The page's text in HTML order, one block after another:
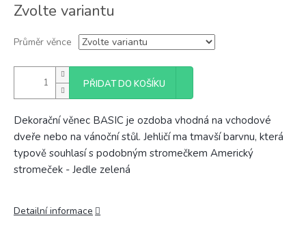
cena:
Zvolte variantu
Průměr věnce
PŘIDAT DO KOŠÍKU
Dekorační věnec BASIC je ozdoba vhodná na vchodové
dveře nebo na vánoční stůl. Jehličí ma tmavší barvnu, která
typově souhlasí s podobným stromečkem Americký
stromeček - Jedle zelená
Detailní informace